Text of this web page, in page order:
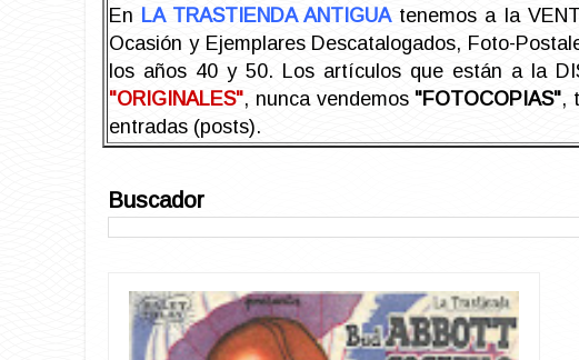
En LA TRASTIENDA ANTIGUAtenemos a la
Ocasión y Ejemplares Descatalogados, Foto-
los años 40 y 50. Los artículos que están a la
"ORIGINALES", nunca vendemos "FOTOCOPIAS",
entradas (posts).
Buscador